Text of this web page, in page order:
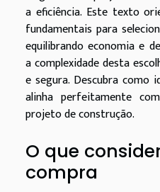
a eficiência. Este texto
fundamentais para
equilibrando economia e
a complexidade desta
e segura. Descubra como
alinha perfeitamente
projeto de construção.
O que
compra